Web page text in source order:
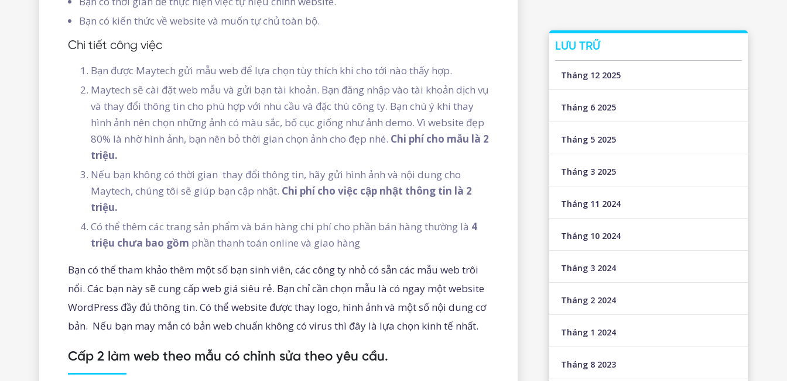
Bạn có kiến thức về website và muốn tự chủ toàn bộ.
Chi tiết công việc
Bạn được Maytech gửi mẫu web để lựa chọn tùy thích khi cho tới nào thấy hợp.
Maytech sẽ cài đặt web mẫu và gửi bạn tài khoản. Bạn đăng nhập vào tài khoản dịch vụ
và thay đổi thông tin cho phù hợp với nhu cầu và đặc thù công ty. Bạn chú ý khi thay
hình ảnh nên chọn những ảnh có màu sắc, bố cục giống như ảnh demo. Vì website đẹp
80% là nhờ hình ảnh, bạn nên bỏ thời gian chọn ảnh cho đẹp nhé. Chi phí cho mẫu là 2
triệu.
Nếu bạn không có thời gian thay đổi thông tin, hãy gửi hình ảnh và nội dung cho
Maytech, chúng tôi sẽ giúp bạn cập nhật. Chi phí cho việc cập nhật thông tin là 2
triệu.
Có thể thêm các trang sản phẩm và bán hàng chi phí cho phần bán hàng thường là 4
triệu chưa bao gồm phần thanh toán online và giao hàng
Bạn có thể tham khảo thêm một số bạn sinh viên, các công ty nhỏ có sẵn các mẫu web trôi
nổi. Các bạn này sẽ cung cấp web giá siêu rẻ. Bạn chỉ cần chọn mẫu là có ngay một website
WordPress đầy đủ thông tin. Có thể website được thay logo, hình ảnh và một số nội dung cơ
bản. Nếu bạn may mắn có bản web chuẩn không có virus thì đây là lựa chọn kinh tế nhất.
Cấp 2 làm web theo mẫu có chỉnh sửa theo yêu cầu.
LƯU TRỮ
Tháng 12 2025
Tháng 6 2025
Tháng 5 2025
Tháng 3 2025
Tháng 11 2024
Tháng 10 2024
Tháng 3 2024
Tháng 2 2024
Tháng 1 2024
Tháng 8 2023